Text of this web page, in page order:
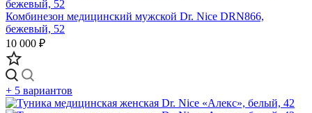
Комбинезон медицинский мужской Dr. Nice DRN866,
бежевый, 52
10 000 ₽
+ 5 вариантов